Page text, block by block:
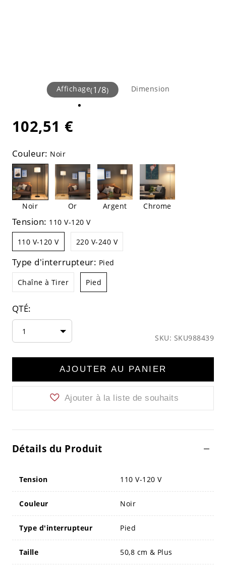
Affichage(1/8) Dimension
102,51 €
Couleur: Noir
Noir Or Argent Chrome
Tension: 110 V-120 V
110 V-120 V 220 V-240 V
Type d'interrupteur: Pied
Chaîne à Tirer Pied
QTÉ:
1
SKU: SKU988439
AJOUTER AU PANIER
Ajouter à la liste de souhaits
Détails du Produit
Tension 110 V-120 V
Couleur Noir
Type d'interrupteur Pied
Taille 50,8 cm & Plus